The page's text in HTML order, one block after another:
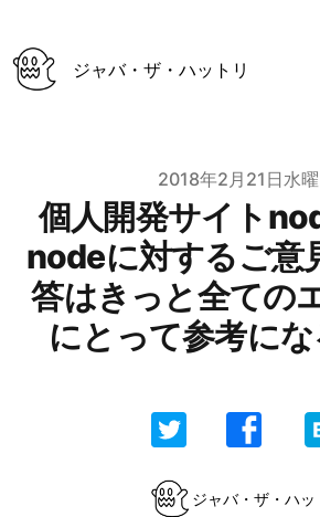
ジャバ・ザ・ハットリ
2018年2月21日水曜
個人開発サイト
nodeに対するご意
答はきっと全ての
にとって参考に
ジャバ・ザ・ハッ